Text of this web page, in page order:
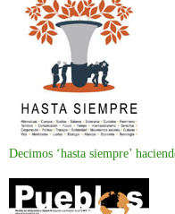
Decimos ‘hasta siempre’